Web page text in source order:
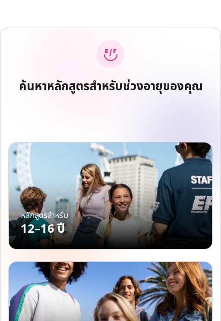
ค้นหาหลักสูตรสำหรับช่วงอายุของคุณ
หลักสูตรสำหรับ
12–16 ปี